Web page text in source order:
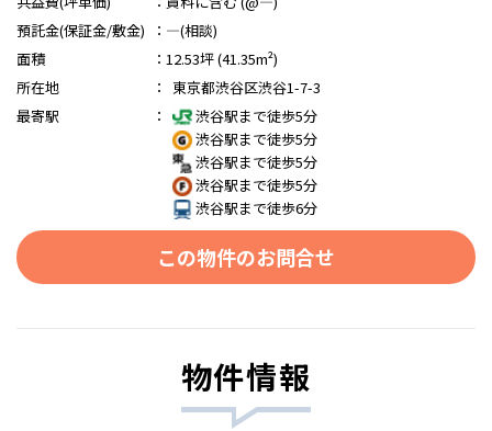
預託金(保証金/敷金)
： ―(相談)
面積
： 12.53坪 (41.35m²)
所在地
：
東京都渋谷区渋谷1-7-3
最寄駅
：
渋谷駅まで徒歩5分
渋谷駅まで徒歩5分
渋谷駅まで徒歩5分
渋谷駅まで徒歩5分
渋谷駅まで徒歩6分
この物件のお問合せ
物件情報